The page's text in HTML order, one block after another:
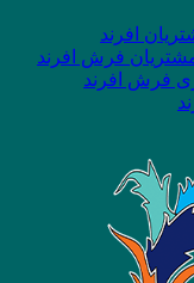
افرند
فرش افرند
فرش افرند